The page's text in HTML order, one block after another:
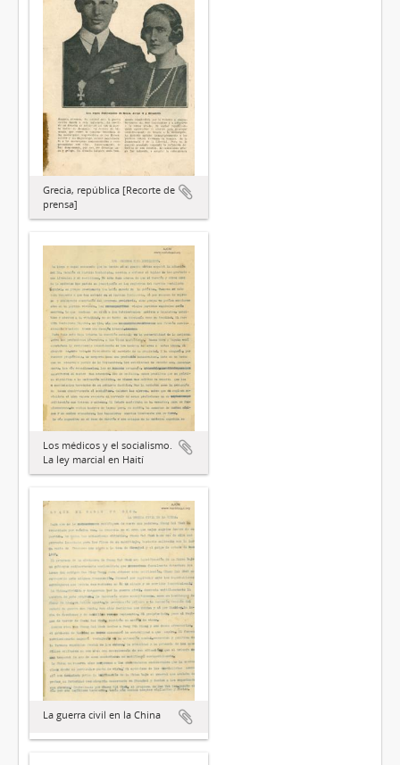
Grecia, república [Recorte de
prensa]
Los médicos y el socialismo.
La ley marcial en Haití
La guerra civil en la China